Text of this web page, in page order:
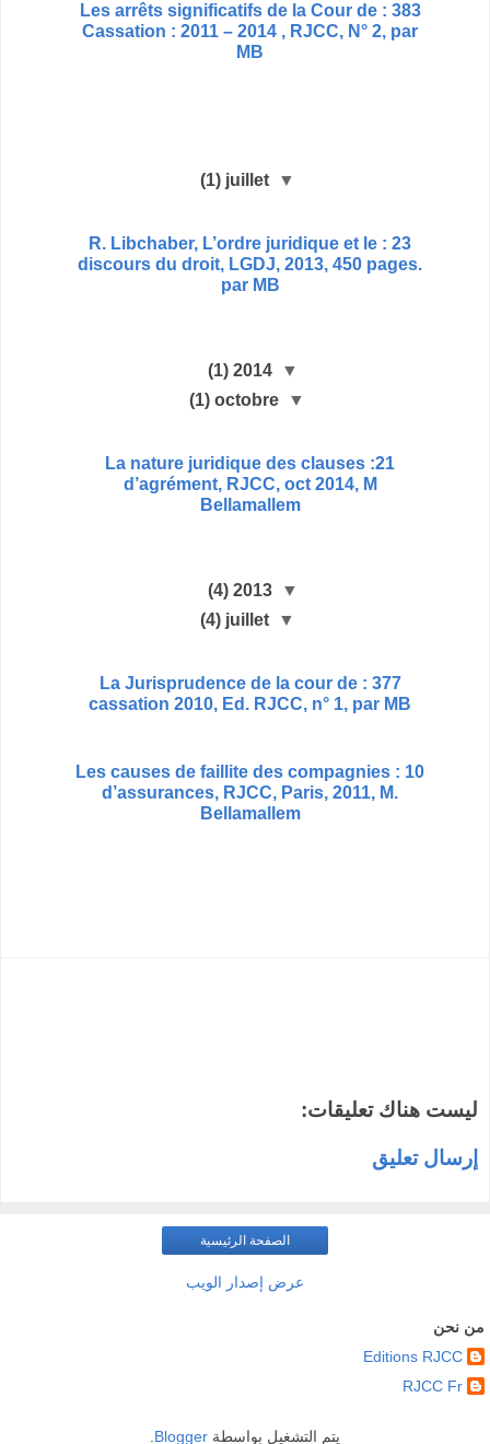
383 : Les arrêts significatifs de la Cour de
Cassation : 2011 – 2014 , RJCC, N° 2, par
MB
▼
juillet
(1)
23 : R. Libchaber, L’ordre juridique et le
discours du droit, LGDJ, 2013, 450 pages.
par MB
▼
2014
(1)
▼
octobre
(1)
21: La nature juridique des clauses
d’agrément, RJCC, oct 2014, M
Bellamallem
▼
2013
(4)
▼
juillet
(4)
377 : La Jurisprudence de la cour de
cassation 2010, Ed. RJCC, n° 1, par MB
10 : Les causes de faillite des compagnies
d’assurances, RJCC, Paris, 2011, M.
Bellamallem
ليست هناك تعليقات:
إرسال تعليق
الصفحة الرئيسية
عرض إصدار الويب
من نحن
Editions RJCC
RJCC Fr
يتم التشغيل بواسطة Blogger